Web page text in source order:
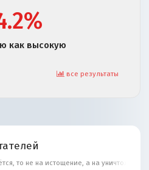
как высокую
все результаты
то не на истощение, а на уничтожение